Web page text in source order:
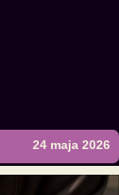
24 maja 2026